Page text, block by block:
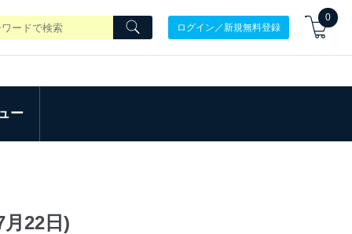
ログイン／新規無料登録
0
ー
22日)